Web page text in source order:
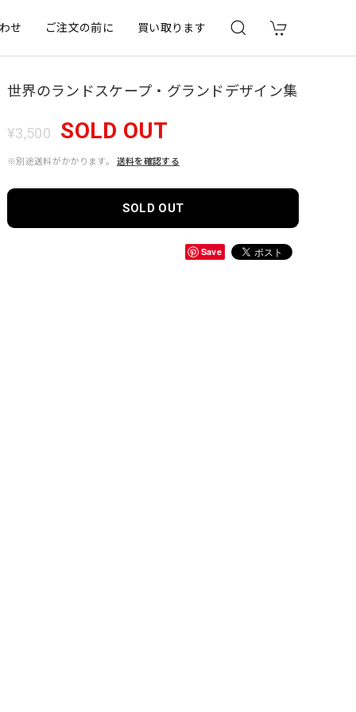
せ ご注文の前に 買い取ります
世界のランドスケープ・グランドデザイン集
¥3,500 SOLD OUT
※別途送料がかかります。 送料を確認する
SOLD OUT
Save